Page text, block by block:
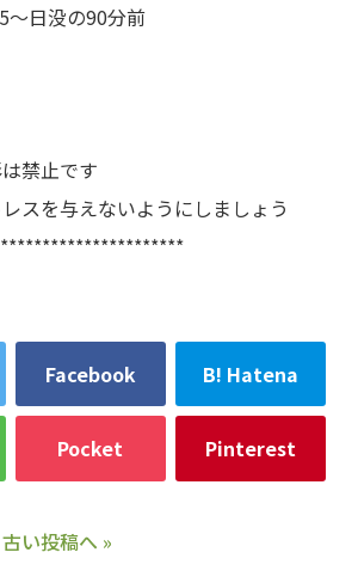
日没の90分前
禁止です
スを与えないようにしましょう
Facebook B! Hatena
Pocket Pinterest
古い投稿へ »